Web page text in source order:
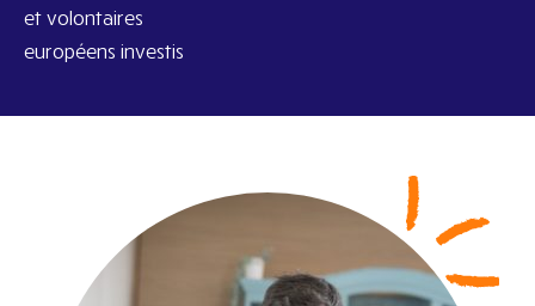
et volontaires
européens investis